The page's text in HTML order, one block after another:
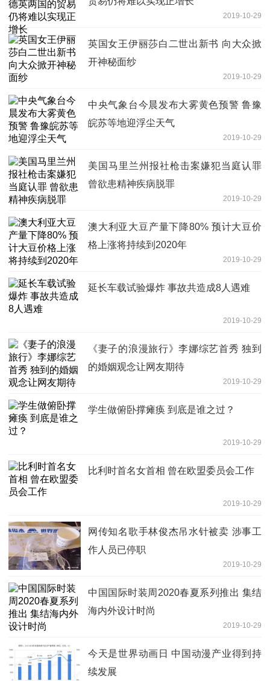
2019-10-29
英国女王伊丽莎白二世出新书 向大众掀
开神秘面纱
2019-10-29
中央气象台今晨发布大雾黄色预警 鲁豫
皖苏等地迎浮尘天气
2019-10-29
美国马里兰州报社枪击案嫌犯当庭认罪
曾欲患精神疾病脱罪
2019-10-29
澳大利亚大豆产量下降80% 预计大豆价
格上涨将持续到2020年
2019-10-29
延长车载试验爆炸 事故共造成8人遇难
2019-10-29
《妻子的浪漫旅行》李娜综艺首秀 独到
的婚姻观念让网友期待
2019-10-29
学生做俯卧撑瘫痪 到底是谁之过？
2019-10-29
比利时首名女首相 曾在欧盟委员会工作
2019-10-29
网传知名歌手林俊杰吊水针被卖 涉事工
作人员已停职
2019-10-29
中国国际时装周2020春夏系列推出 集结
海内外设计时尚
2019-10-29
今天是世界动画日 中国动漫产业得到持
续发展